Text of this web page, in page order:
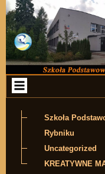
Szkoła
Rybniku
Uncategorized
KREATYWNE